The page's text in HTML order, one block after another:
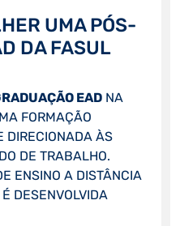
UMA PÓS-
DA FASUL
EADNA
FORMAÇÃO
DIRECIONADA ÀS
DE TRABALHO.
ENSINO A DISTÂNCIA
DESENVOLVIDA